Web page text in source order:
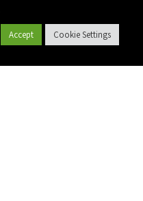
Cookie Settings
Accept